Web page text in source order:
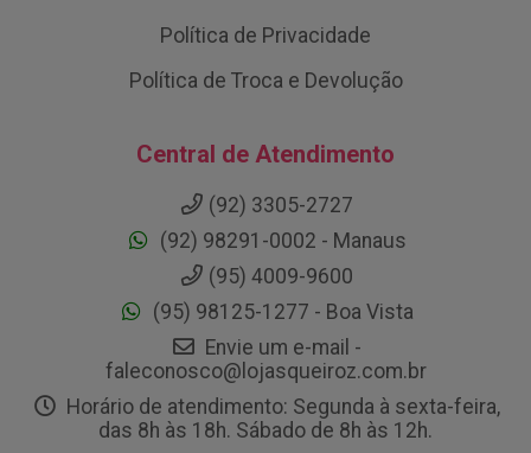
Política de Privacidade
Política de Troca e Devolução
Central de Atendimento
(92) 3305-2727
(92) 98291-0002 - Manaus
(95) 4009-9600
(95) 98125-1277 - Boa Vista
Envie um e-mail -
faleconosco@lojasqueiroz.com.br
Horário de atendimento: Segunda à sexta-feira,
das 8h às 18h. Sábado de 8h às 12h.